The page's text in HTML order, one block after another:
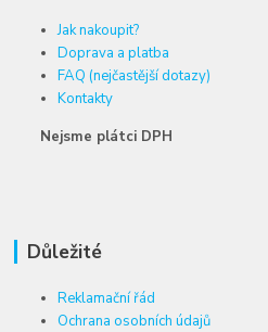
Jak nakoupit?
Doprava a platba
FAQ (nejčastější dotazy)
Kontakty
Nejsme plátci DPH
Důležité
Reklamační řád
Ochrana osobních údajů